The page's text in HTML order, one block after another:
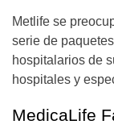
Metlife se
serie de
hospitalarios de
hospitales y
MedicaLife